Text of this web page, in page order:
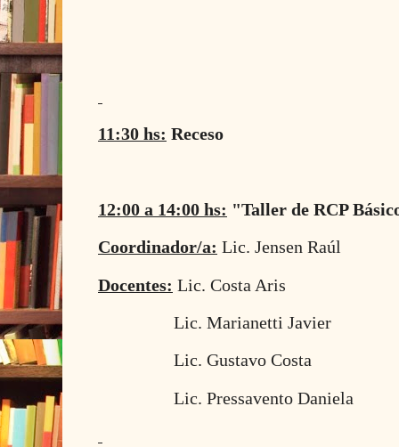
11:30 hs: Receso
12:00 a 14:00 hs: "Taller de RCP
Coordinador/a: Lic. Jensen Raúl
Docentes: Lic. Costa Aris
Lic. Marianetti Javier
Lic. Gustavo Costa
Lic. Pressavento Daniela